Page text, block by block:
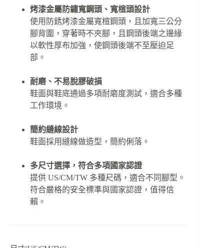
烤漆金屬防鏽寬鋼頭、寬楦頭設計
使用防銹烤漆金屬寬楦鋼頭，且加寬三公分
腳背圍，穿著時不夾腳，且鋼頭後端之邊緣
以軟性厚布加強，使鋼頭後端不至壓迫足
部。
耐磨、不易脫膠破損
鞋面與鞋底通過多項耐磨度測試，適合多種
工作環境。
簡約縫線設計
鞋面採用縫線做造型，簡約俐落。
多尺寸選擇，符合多項國家認證
提供 US/CM/TW 多種尺碼，適合不同腳型。
符合嚴格的安全標準與國家認證，值得信
賴。